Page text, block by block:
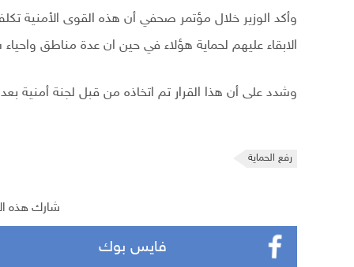
وأكد الوزير خلال مؤتمر صحفي أن هذه القوى الأمنية
الابقاء عليهم لحماية هؤلاء في حين ان عدة مناطق واحياء
وشدد على أن هذا القرار تم اتخاذه من قبل لجنة أمنية
رفع الحماية
شارك هذه
فايس بوك